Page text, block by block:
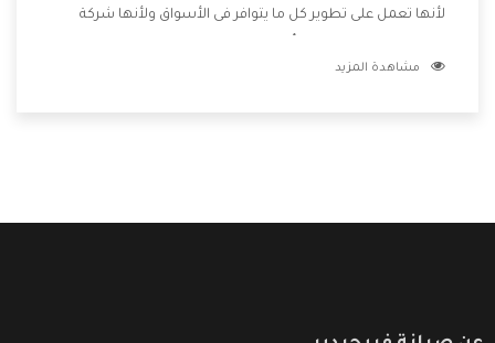
لأنها تعمل على تطوير كل ما يتوافر فى الأسواق ولأنها شركة
وتقدم للعملاء أقوى العروض والخصومات التى تسهل على
مشاهدة المزيد